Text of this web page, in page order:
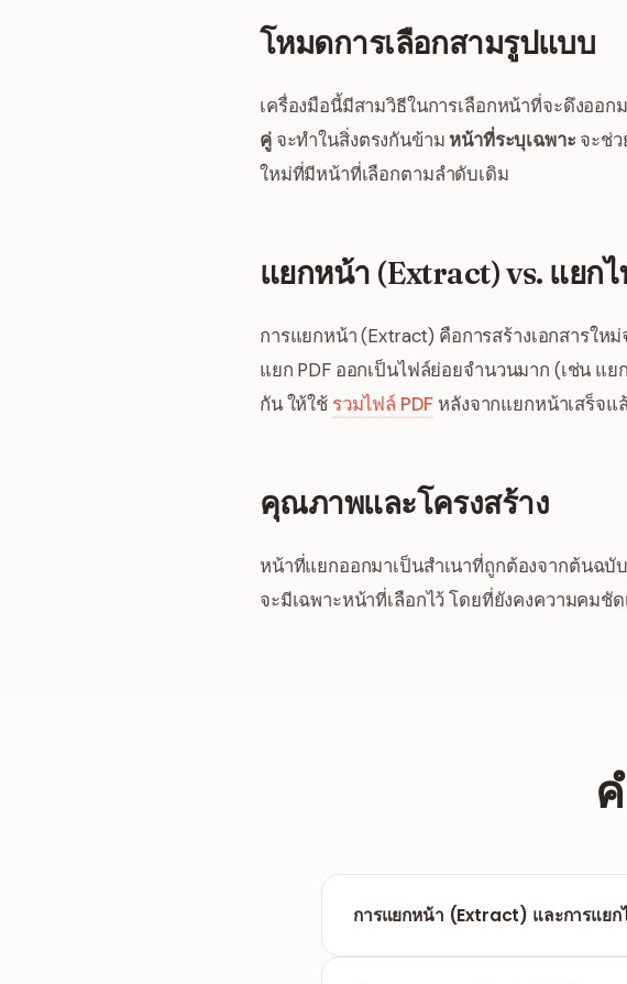
โหมดการเลือกสามรูปแบบ
เครื่องมือนี้มีสามวิธีในการเลือกหน้าที่จะดึงออก
คู่จะทำในสิ่งตรงกันข้าม หน้าที่ระบุเฉพาะ จะช่
ใหม่ที่มีหน้าที่เลือกตามลำดับเดิม
แยกหน้า (Extract) vs. แยก
การแยกหน้า (Extract) คือการสร้างเอกสารใ
แยก PDF ออกเป็นไฟล์ย่อยจำนวนมาก (เช่น แ
กัน ให้ใช้ รวมไฟล์ PDF หลังจากแยกหน้าเสร็จแ
คุณภาพและโครงสร้าง
หน้าที่แยกออกมาเป็นสำเนาที่ถูกต้องจากต้นฉ
จะมีเฉพาะหน้าที่เลือกไว้ โดยที่ยังคงความคมชั
การแยกหน้า (Extract) และการแย